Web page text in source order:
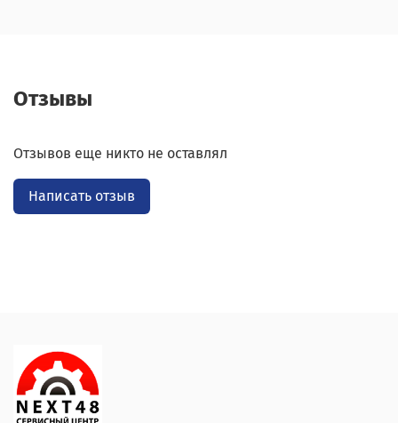
Отзывы
Отзывов еще никто не оставлял
Написать отзыв